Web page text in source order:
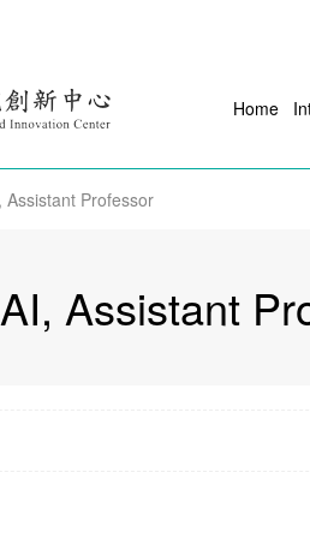
Home
Assistant Professor
Assistant